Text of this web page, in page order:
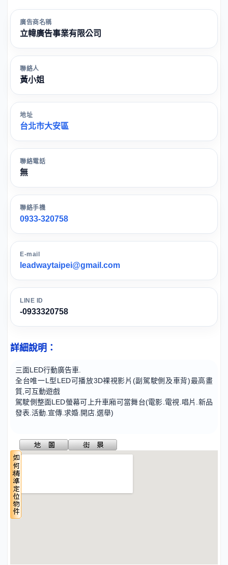
廣告商名稱
立幃廣告事業有限公司
聯絡人
黃小姐
地址
台北市大安區
聯絡電話
無
聯絡手機
0933-320758
E-mail
leadwaytaipei@gmail.com
LINE ID
-0933320758
詳細說明：
三面LED行動廣告車.
全台唯一L型LED可播放3D裸視影片(副駕駛側及車背)最高畫
質,可互動遊戲
駕駛側整面LED螢幕可上升車廂可當舞台(電影.電視.唱片.新品
發表.活動.宣傳.求婚.開店.選舉)